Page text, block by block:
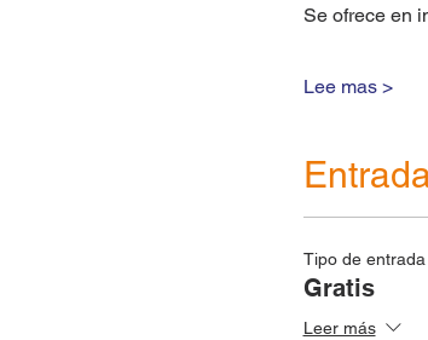
Se ofrece en
Lee mas >
Tipo de entrada
Gratis
Leer más